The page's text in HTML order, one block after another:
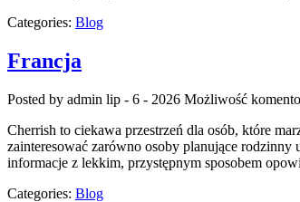
Categories: Blog
Francja
Posted by admin lip - 6 - 2026 Możliwość
Cherrish to ciekawa przestrzeń dla osób, które
zainteresować zarówno osoby planujące
informacje z lekkim, przystępnym sposobem
Categories: Blog